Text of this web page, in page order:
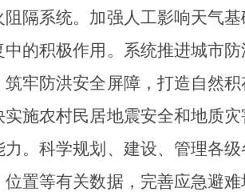
阻隔系统。加强人工影响天气
中的积极作用。系统推进城市
筑牢防洪安全屏障，打造自然
实施农村民居地震安全和地质
力。科学规划、建设、管理各
位置等有关数据，完善应急避